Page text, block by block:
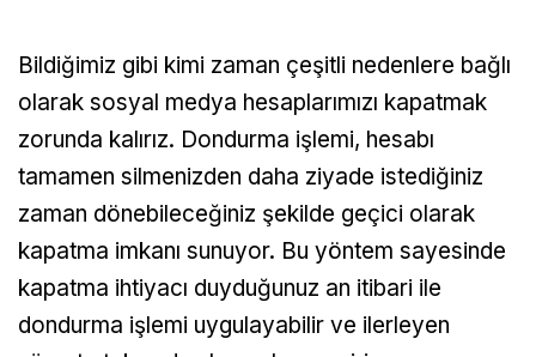
Bildiğimiz gibi kimi zaman çeşitli nedenlere bağlı
olarak sosyal medya hesaplarımızı kapatmak
zorunda kalırız. Dondurma işlemi, hesabı
tamamen silmenizden daha ziyade istediğiniz
zaman dönebileceğiniz şekilde geçici olarak
kapatma imkanı sunuyor. Bu yöntem sayesinde
kapatma ihtiyacı duyduğunuz an itibari ile
dondurma işlemi uygulayabilir ve ilerleyen